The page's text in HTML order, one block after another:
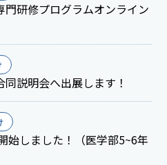
門研修プログラムオンライン
説明会へ出展します！
始しました！（医学部5~6年